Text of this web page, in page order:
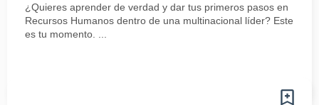
¿Quieres aprender de verdad y dar tus primeros pasos en
Recursos Humanos dentro de una multinacional líder? Este
es tu momento. ...